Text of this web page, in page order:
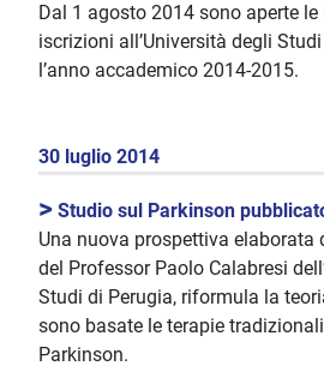
Dal 1 agosto 2014 sono aperte
iscrizioni all’Università degli
l’anno accademico 2014-2015.
30 luglio 2014
> Studio sul Parkinson
Una nuova prospettiva elaborata
del Professor Paolo Calabresi
Studi di Perugia, riformula la
sono basate le terapie
Parkinson.